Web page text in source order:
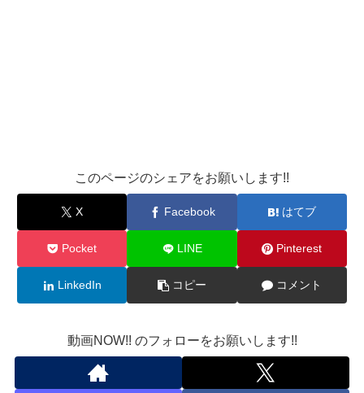
このページのシェアをお願いします!!
X Facebook はてブ
Pocket LINE Pinterest
LinkedIn コピー コメント
動画NOW!! のフォローをお願いします!!